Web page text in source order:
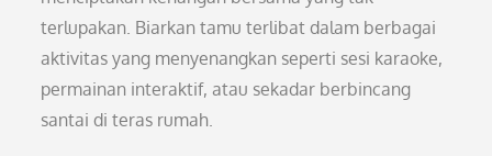
terlupakan. Biarkan tamu terlibat dalam berbagai
aktivitas yang menyenangkan seperti sesi karaoke,
permainan interaktif, atau sekadar berbincang
santai di teras rumah.